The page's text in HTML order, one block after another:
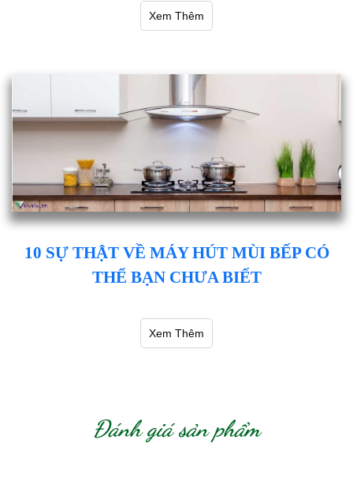
Xem Thêm
10 SỰ THẬT VỀ MÁY HÚT MÙI BẾP CÓ
THỂ BẠN CHƯA BIẾT
Xem Thêm
Đánh giá sản phẩm